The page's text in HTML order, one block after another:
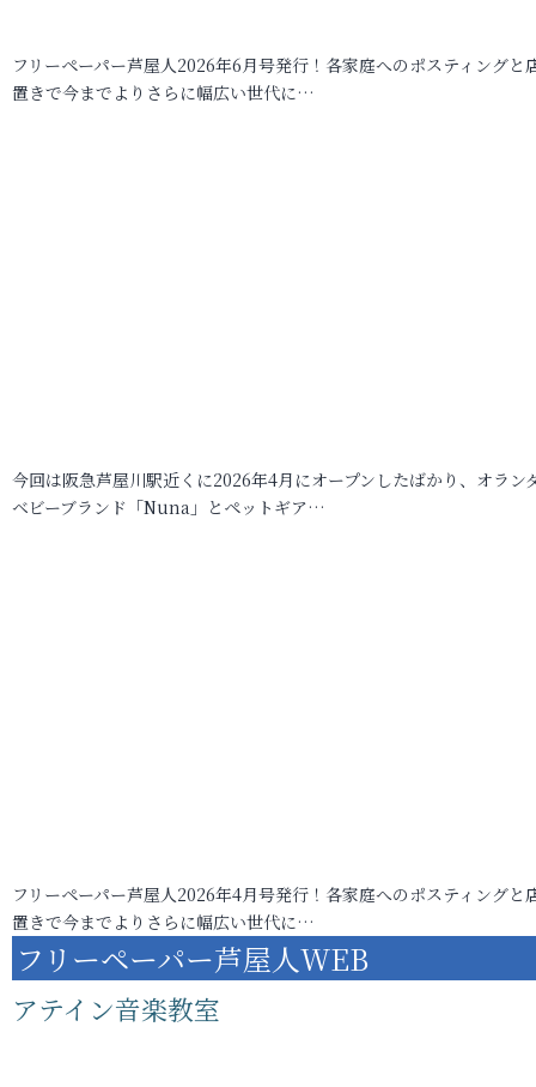
フリーペーパー芦屋人2026年6月号発行！各家庭へのポスティングと
置きで今までよりさらに幅広い世代に…
今回は阪急芦屋川駅近くに2026年4月にオープンしたばかり、オラン
ベビーブランド「Nuna」とペットギア…
フリーペーパー芦屋人2026年4月号発行！各家庭へのポスティングと
置きで今までよりさらに幅広い世代に…
フリーペーパー芦屋人WEB
アテイン音楽教室